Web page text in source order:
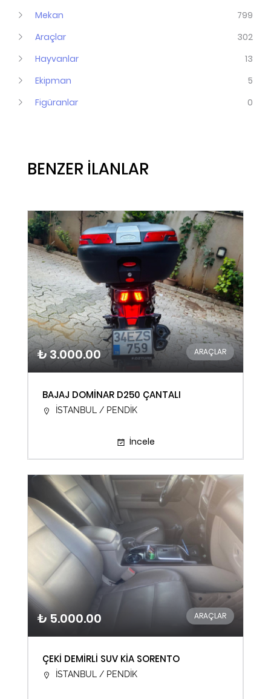
Mekan
799
Araçlar
302
Hayvanlar
13
Ekipman
5
Figüranlar
0
BENZER İLANLAR
₺ 3.000.00 ARAÇLAR
BAJAJ DOMİNAR D250 ÇANTALI
İSTANBUL / PENDİK
İncele
₺ 5.000.00 ARAÇLAR
ÇEKİ DEMİRLİ SUV KİA SORENTO
İSTANBUL / PENDİK